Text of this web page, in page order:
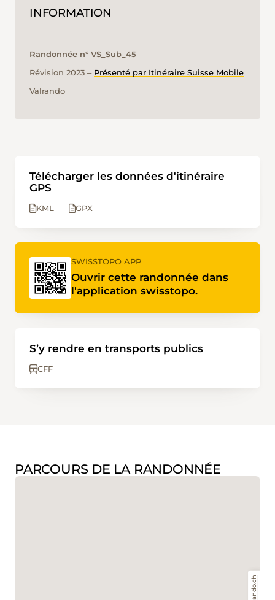
INFORMATION
Randonnée n° VS_Sub_45
Révision 2023 ‒ Présenté par Itinéraire Suisse Mobile
Valrando
Télécharger les données d'itinéraire
GPS
KML GPX
SWISSTOPO APP
Ouvrir cette randonnée dans
l'application swisstopo.
S’y rendre en transports publics
CFF
PARCOURS DE LA RANDONNÉE